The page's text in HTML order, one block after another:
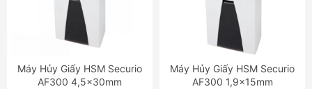
ĐẶT NGAY
Máy Hủy Giấy HSM Securio
AF300 4,5x30mm
ĐẶT NGAY
Máy Hủy Giấy HSM Securio
AF300 1,9x15mm